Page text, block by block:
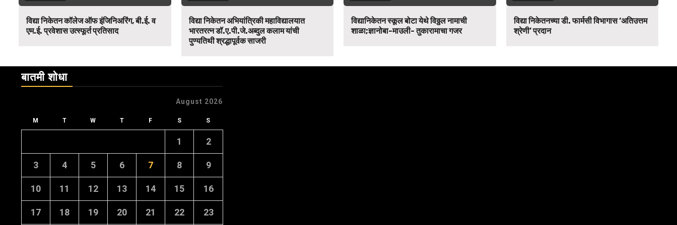
विद्या निकेतन कॉलेज ऑफ इंजिनिअरिंग, बी.ई. व
एम.ई. प्रवेशास उत्स्फूर्त प्रतिसाद
विद्या निकेतन अभियांत्रिकी महाविद्यालयात
भारतरत्न डॉ.ए.पी.जे.अब्दुल कलाम यांची
पुण्यतिथी श्रद्धापूर्वक साजरी
विद्यानिकेतन स्कूल बोटा येथे विठ्ठल नामाची
शाळा;ज्ञानोबा-माउली- तुकारामाचा गजर
विद्या निकेतनच्या डी. फार्मसी विभागास ‘अतिउत्तम
श्रेणी’ प्रदान
बातमी शोधा
August 2026
M T W T F S S
1 2
3 4 5 6 7 8 9
10 11 12 13 14 15 16
17 18 19 20 21 22 23